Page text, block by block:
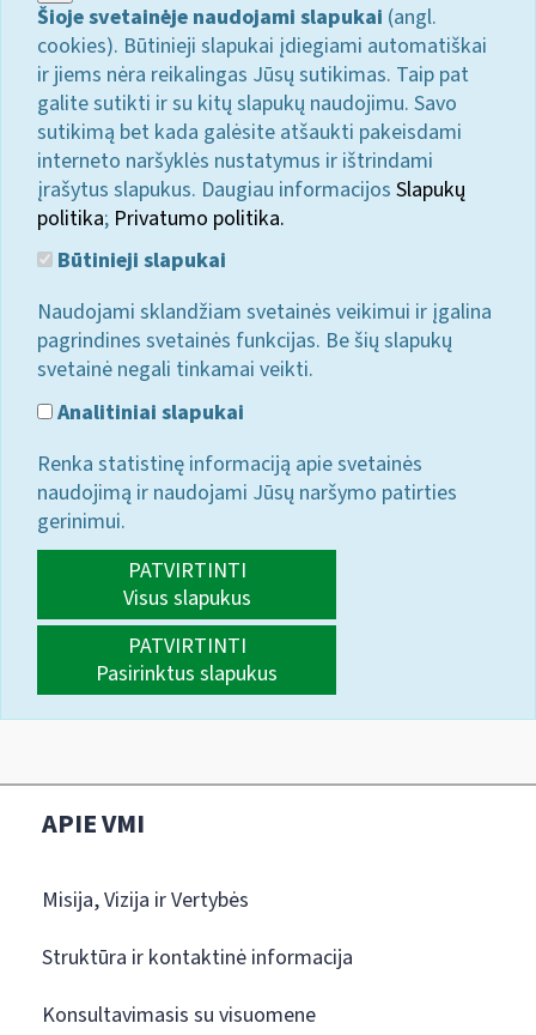
Šioje svetainėje naudojami slapukai (angl.
cookies). Būtinieji slapukai įdiegiami automatiškai
ir jiems nėra reikalingas Jūsų sutikimas. Taip pat
galite sutikti ir su kitų slapukų naudojimu. Savo
sutikimą bet kada galėsite atšaukti pakeisdami
interneto naršyklės nustatymus ir ištrindami
įrašytus slapukus. Daugiau informacijos Slapukų
politika; Privatumo politika.
Būtinieji slapukai
Naudojami sklandžiam svetainės veikimui ir įgalina
pagrindines svetainės funkcijas. Be šių slapukų
svetainė negali tinkamai veikti.
Analitiniai slapukai
Renka statistinę informaciją apie svetainės
naudojimą ir naudojami Jūsų naršymo patirties
gerinimui.
PATVIRTINTI
Visus slapukus
PATVIRTINTI
Pasirinktus slapukus
APIE VMI
Misija, Vizija ir Vertybės
Struktūra ir kontaktinė informacija
Konsultavimasis su visuomene